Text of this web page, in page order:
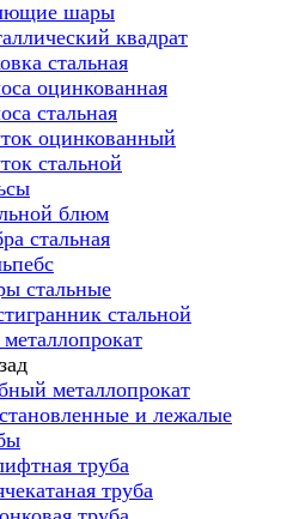
шары
квадрат
стальная
оцинкованная
стальная
оцинкованный
стальной
блюм
стальная
стальные
стальной
металлопрокат
и лежалые
труба
труба